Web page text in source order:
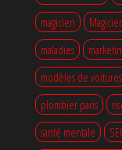
magicien
maladies
modèles de voitures
plombier paris
santé mentale